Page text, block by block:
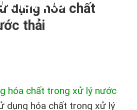
dụng hóa chất
thải
hóa chất trong xử lý nước
dụng hóa chất trong xử lý